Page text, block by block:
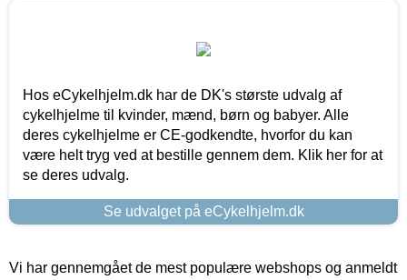
Hos eCykelhjelm.dk har de DK's største udvalg af
cykelhjelme til kvinder, mænd, børn og babyer. Alle
deres cykelhjelme er CE-godkendte, hvorfor du kan
være helt tryg ved at bestille gennem dem. Klik her for at
se deres udvalg.
Se udvalget på eCykelhjelm.dk
Vi har gennemgået de mest populære webshops og anmeldt